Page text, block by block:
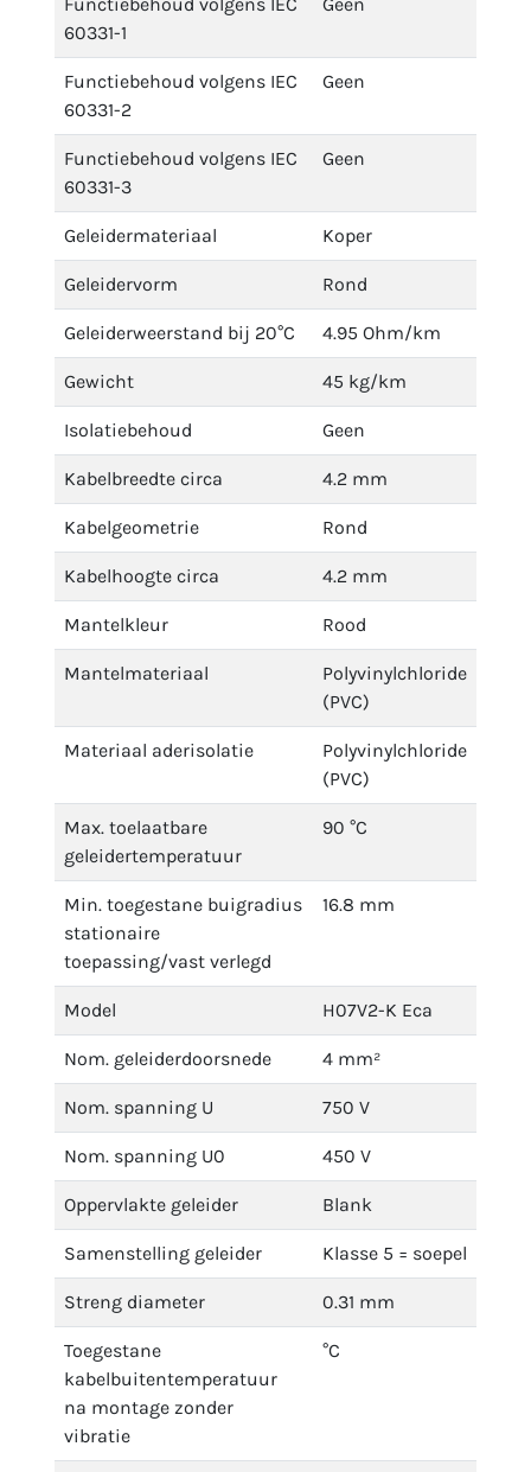
60331-1
Functiebehoud volgens IEC
60331-2
Geen
Functiebehoud volgens IEC
60331-3
Geen
Geleidermateriaal Koper
Geleidervorm Rond
Geleiderweerstand bij 20°C 4.95 Ohm/km
Gewicht 45 kg/km
Isolatiebehoud Geen
Kabelbreedte circa 4.2 mm
Kabelgeometrie Rond
Kabelhoogte circa 4.2 mm
Mantelkleur Rood
Mantelmateriaal
Polyvinylchloride
(PVC)
Materiaal aderisolatie
Polyvinylchloride
(PVC)
Max. toelaatbare
geleidertemperatuur
90 °C
Min. toegestane buigradius
stationaire
toepassing/vast verlegd
16.8 mm
Model H07V2-K Eca
Nom. geleiderdoorsnede 4 mm²
Nom. spanning U 750 V
Nom. spanning U0 450 V
Oppervlakte geleider Blank
Samenstelling geleider Klasse 5 = soepel
Streng diameter 0.31 mm
Toegestane
kabelbuitentemperatuur
na montage zonder
vibratie
°C